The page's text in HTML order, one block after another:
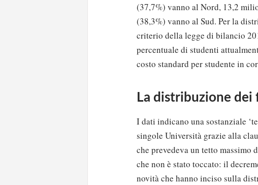
(37,7%) vanno al Nord, 13,2
(38,3%) vanno al Sud. Per la
criterio della legge di bilancio
percentuale di studenti
costo standard per studente in
La distribuzione dei
I dati indicano una sostanziale
singole Università grazie alla
che prevedeva un tetto
che non è stato toccato: il
novità che hanno inciso sulla